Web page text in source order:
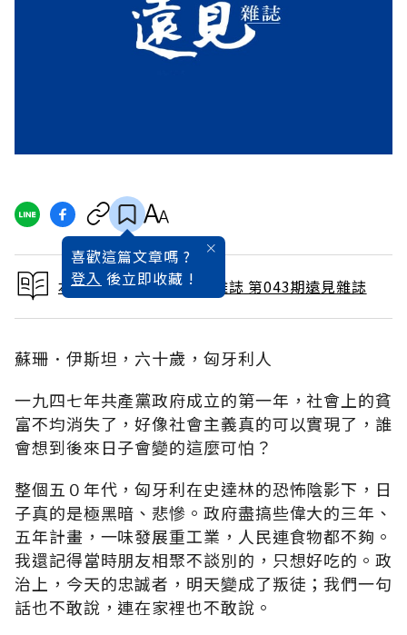
喜歡這篇文章嗎 ?
登入 後立即收藏 !
本文出自 1990 / 1月號雜誌 第043期遠見雜誌
蘇珊．伊斯坦，六十歲，匈牙利人
一九四七年共產黨政府成立的第一年，社會上的貧
富不均消失了，好像社會主義真的可以實現了，誰
會想到後來日子會變的這麼可怕？
整個五０年代，匈牙利在史達林的恐怖陰影下，日
子真的是極黑暗、悲慘。政府盡搞些偉大的三年、
五年計畫，一味發展重工業，人民連食物都不夠。
我還記得當時朋友相聚不談別的，只想好吃的。政
治上，今天的忠誠者，明天變成了叛徒；我們一句
話也不敢說，連在家裡也不敢說。